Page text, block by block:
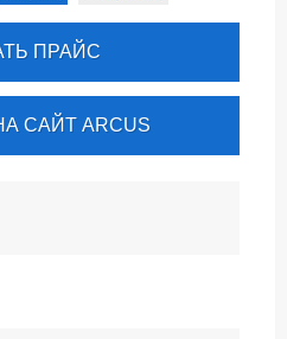
ПРАЙС
САЙТ ARCUS